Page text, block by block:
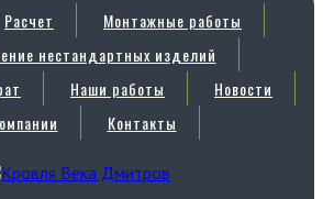
Расчет
Монтажные работы
нестандартных изделий
Наши работы
Новости
Контакты